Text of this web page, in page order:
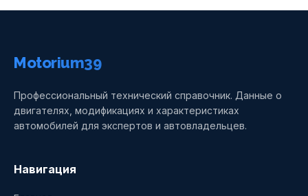
Motorium39
Профессиональный технический справочник. Данные о
двигателях, модификациях и характеристиках
автомобилей для экспертов и автовладельцев.
Навигация